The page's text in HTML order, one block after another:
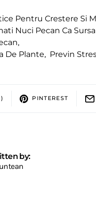
Pentru Crestere Si
Nuci Pecan Ca
,
De Plante, Previn
PINTEREST
by: